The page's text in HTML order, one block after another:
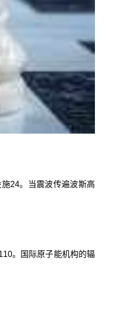
24。当震波传遍波斯高
。国际原子能机构的辐